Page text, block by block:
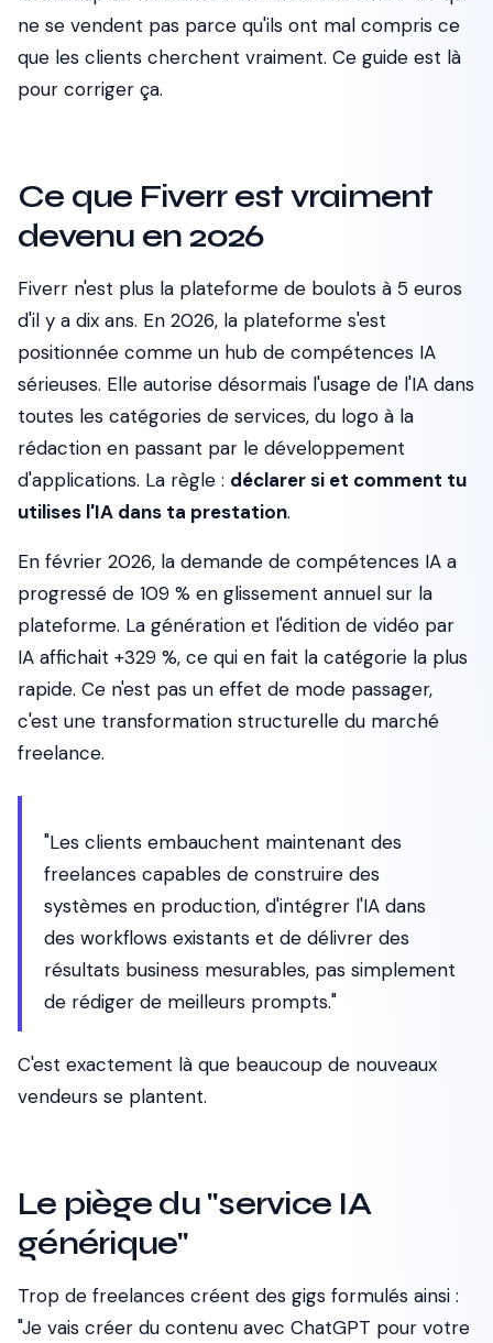
ne se vendent pas parce qu'ils ont mal compris ce
que les clients cherchent vraiment. Ce guide est là
pour corriger ça.
Ce que Fiverr est vraiment
devenu en 2026
Fiverr n'est plus la plateforme de boulots à 5 euros
d'il y a dix ans. En 2026, la plateforme s'est
positionnée comme un hub de compétences IA
sérieuses. Elle autorise désormais l'usage de l'IA dans
toutes les catégories de services, du logo à la
rédaction en passant par le développement
d'applications. La règle : déclarer si et comment tu
utilises l'IA dans ta prestation.
En février 2026, la demande de compétences IA a
progressé de 109 % en glissement annuel sur la
plateforme. La génération et l'édition de vidéo par
IA affichait +329 %, ce qui en fait la catégorie la plus
rapide. Ce n'est pas un effet de mode passager,
c'est une transformation structurelle du marché
freelance.
"Les clients embauchent maintenant des
freelances capables de construire des
systèmes en production, d'intégrer l'IA dans
des workflows existants et de délivrer des
résultats business mesurables, pas simplement
de rédiger de meilleurs prompts."
C'est exactement là que beaucoup de nouveaux
vendeurs se plantent.
Le piège du "service IA
générique"
Trop de freelances créent des gigs formulés ainsi :
"Je vais créer du contenu avec ChatGPT pour votre